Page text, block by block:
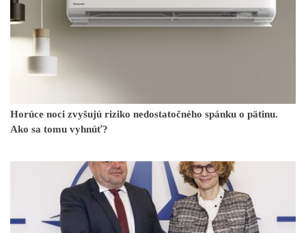
Horúce noci zvyšujú riziko nedostatočného spánku o pätinu.
Ako sa tomu vyhnúť?